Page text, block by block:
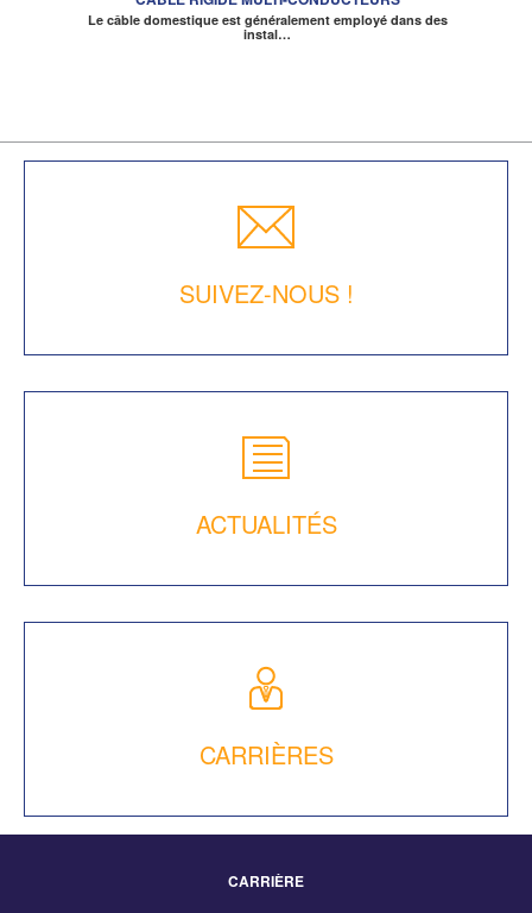
Le câble domestique est généralement employé dans des
instal…
SUIVEZ-NOUS !
ACTUALITÉS
CARRIÈRES
CARRIÈRE